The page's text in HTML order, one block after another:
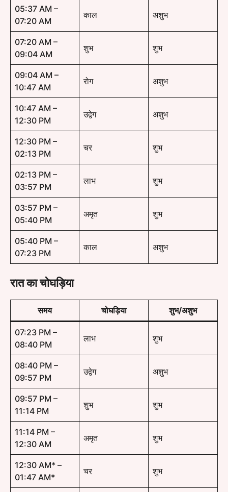
05:37 AM –
07:20 AM
काल अशुभ
07:20 AM –
09:04 AM
शुभ शुभ
09:04 AM –
10:47 AM
रोग अशुभ
10:47 AM –
12:30 PM
उद्वेग अशुभ
12:30 PM –
02:13 PM
चर शुभ
02:13 PM –
03:57 PM
लाभ शुभ
03:57 PM –
05:40 PM
अमृत शुभ
05:40 PM –
07:23 PM
काल अशुभ
रात का चोघड़िया
समय चोघड़िया शुभ/अशुभ
07:23 PM –
08:40 PM
लाभ शुभ
08:40 PM –
09:57 PM
उद्वेग अशुभ
09:57 PM –
11:14 PM
शुभ शुभ
11:14 PM –
12:30 AM
अमृत शुभ
12:30 AM* –
01:47 AM*
चर शुभ